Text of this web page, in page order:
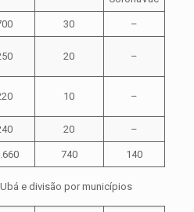
30 –
20 –
10 –
20 –
740 140
e divisão por municípios